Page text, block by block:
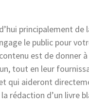
principalement
le public pour
est de donner
tout en leur
qui aideront
rédaction d’un livre